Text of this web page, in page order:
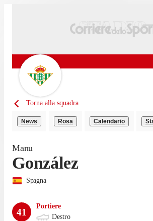
Torna alla squadra
News Rosa Calendario
Manu
González
Spagna
41
Portiere
Destro